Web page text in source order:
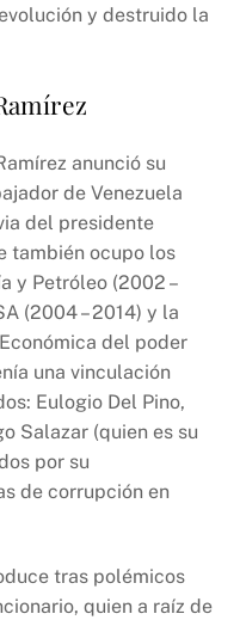
y destruido la
anunció su
de Venezuela
del presidente
también ocupo los
y Petróleo (2002 –
(2004 – 2014) y la
del poder
una vinculación
Eulogio Del Pino,
Salazar (quien es su
por su
de corrupción en
tras polémicos
quien a raíz de